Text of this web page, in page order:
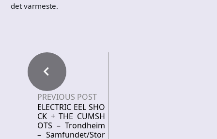
det varmeste.
PREVIOUS POST
ELECTRIC EEL SHO
CK + THE CUMSH
OTS – Trondheim
– Samfundet/Stor